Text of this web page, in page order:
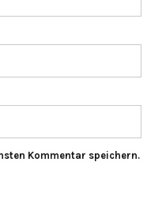
Kommentar speichern.